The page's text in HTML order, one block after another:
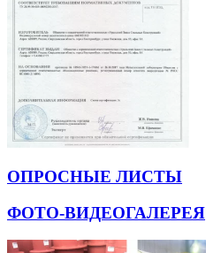
ОПРОСНЫЕ ЛИСТЫ
ФОТО-ВИДЕОГАЛЕРЕЯ